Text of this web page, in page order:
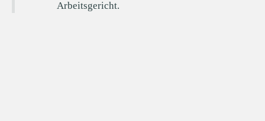
Arbeitsgericht.